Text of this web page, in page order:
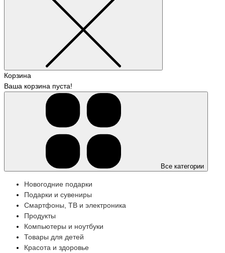
Корзина
Ваша корзина пуста!
Все категории
Новогодние подарки
Подарки и сувениры
Смартфоны, ТВ и электроника
Продукты
Компьютеры и ноутбуки
Товары для детей
Красота и здоровье